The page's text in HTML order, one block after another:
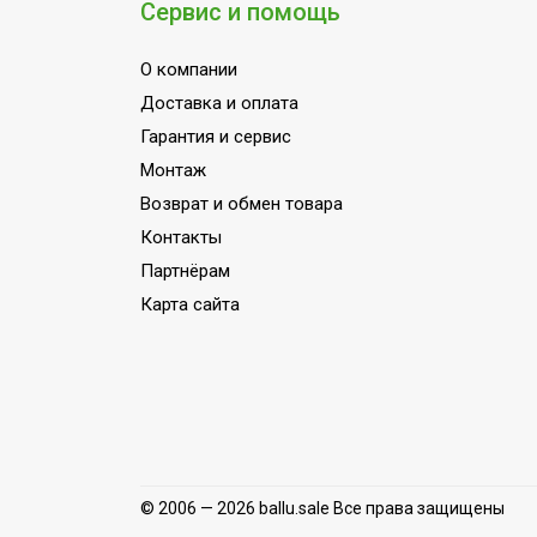
элемент
товара
Тип дисплея
Индикация уровня
Ширина упаковки
по уровню СО2
Сервис и помощь
О компании
Доставка и оплата
Гарантия и сервис
Монтаж
Возврат и обмен товара
Контакты
Партнёрам
Карта сайта
© 2006 — 2026 ballu.sale Все права защищены